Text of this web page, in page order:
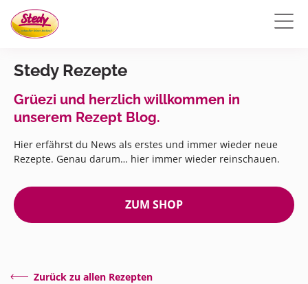
Stedy Rezepte
Grüezi und herzlich willkommen in
unserem Rezept Blog.
Hier erfährst du News als erstes und immer wieder neue
Rezepte. Genau darum… hier immer wieder reinschauen.
ZUM SHOP
Zurück zu allen Rezepten